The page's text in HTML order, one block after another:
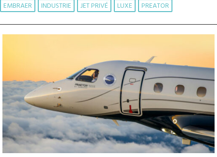
EMBRAER
INDUSTRIE JET PRIVÉ LUXE PREATOR